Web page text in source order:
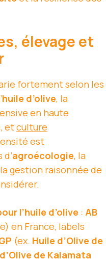
élevage et
fortement selon les
huile d’olive, la
en haute
etculture
est
agroécologie, la
gestion raisonnée de
l’huile d’olive : AB
en France, labels
(ex. Huile d’Olive de
de Kalamata